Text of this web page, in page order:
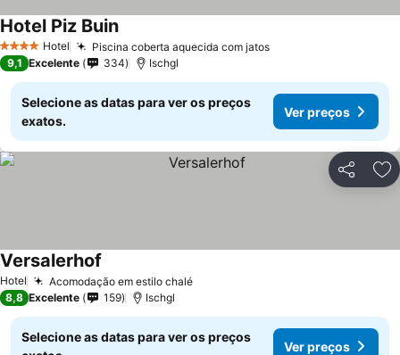
4 EstrelasHotel Piscina coberta aquecida com jatosVer preços
Hotel Piz BuinVer preços
9,1 Excelente 334 Ischgl
Selecione as datas para ver os preços
exatos.
Ver preços
Partilhar
Hotel Acomodação em estilo chaléVer preços
Versalerhof
8,8 Excelente 159 Ischgl
Selecione as datas para ver os preços
Ver preços